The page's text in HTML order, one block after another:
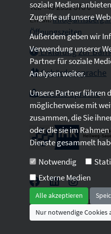
Tel: +49 2931 878 0
Email:
Öffnungszeiten
Erklärung zur
Gebärdensprache
Leichte Sprache
2026 © All Rights
Datenschutz|Sitemap
soziale Medien
Zugriffe auf unsere
Außerdem geben wir
Verwendung unserer
Partner für soziale
Analysen weiter.
Unsere Partner führen
möglicherweise mit
zusammen, die Sie
oder die sie im
Dienste gesammelt
Notwendig
Externe Medien
Alle akzeptieren
Nur notwendige Cookies